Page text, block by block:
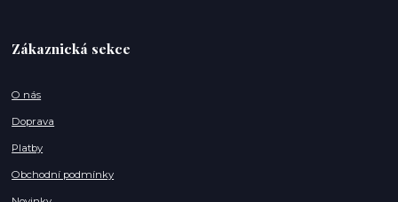
Zákaznická sekce
O nás
Doprava
Platby
Obchodní podmínky